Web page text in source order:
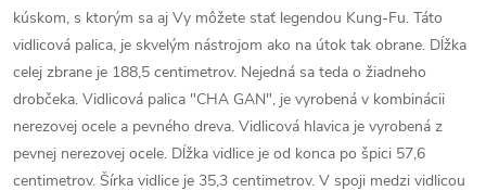
kúskom, s ktorým sa aj Vy môžete stať legendou Kung-Fu. Táto
vidlicová palica, je skvelým nástrojom ako na útok tak obrane. Dĺžka
celej zbrane je 188,5 centimetrov. Nejedná sa teda o žiadneho
drobčeka. Vidlicová palica "CHA GAN", je vyrobená v kombinácii
nerezovej ocele a pevného dreva. Vidlicová hlavica je vyrobená z
pevnej nerezovej ocele. Dĺžka vidlice je od konca po špici 57,6
centimetrov. Šírka vidlice je 35,3 centimetrov. V spoji medzi vidlicou